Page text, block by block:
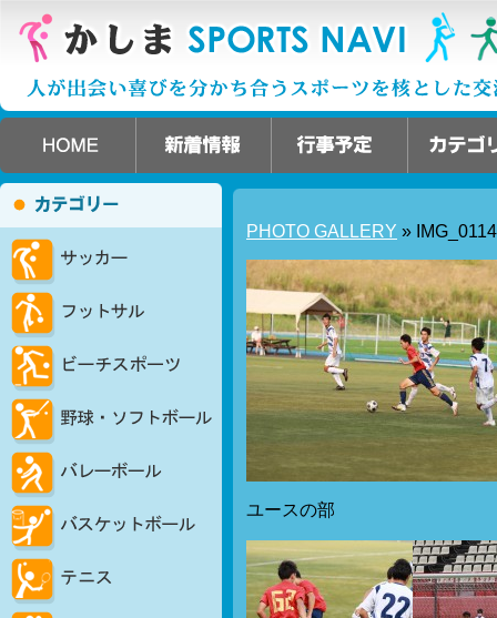
PHOTO GALLERY » IMG_0114
ユースの部